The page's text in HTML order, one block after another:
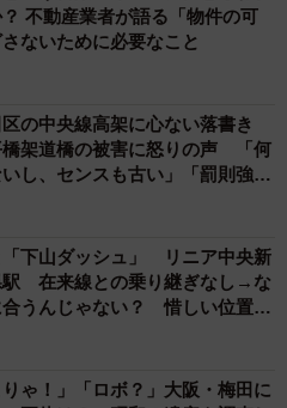
不動産業者が語る「物件の可
ないために必要なこと
の中央線高架に心ない落書き
橋架道橋の被害に怒りの声 「何
し、センスも古い」「罰則強化
「下山ダッシュ」 リニア中央新
駅 在来線との乗り継ぎなし→な
合うんじゃない？ 惜しい位置関
りゃ！」「ロボ？」大阪・梅田に